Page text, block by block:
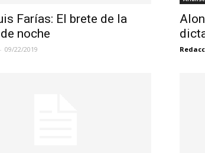
Farías: El brete de la
noche
- 09/22/2019